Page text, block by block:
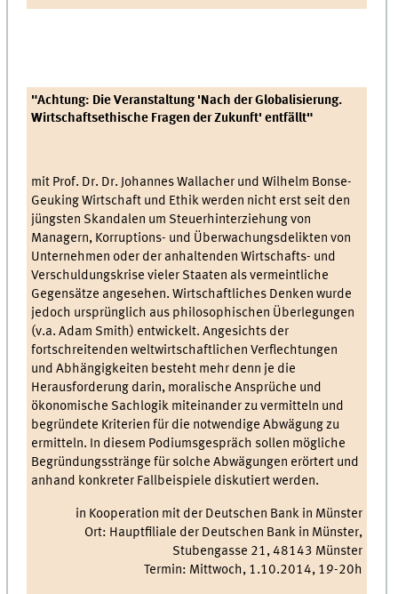
"Achtung: Die Veranstaltung 'Nach der Globalisierung.
Wirtschaftsethische Fragen der Zukunft' entfällt"
mit Prof. Dr. Dr. Johannes Wallacher und Wilhelm Bonse-
Geuking Wirtschaft und Ethik werden nicht erst seit den
jüngsten Skandalen um Steuerhinterziehung von
Managern, Korruptions- und Überwachungsdelikten von
Unternehmen oder der anhaltenden Wirtschafts- und
Verschuldungskrise vieler Staaten als vermeintliche
Gegensätze angesehen. Wirtschaftliches Denken wurde
jedoch ursprünglich aus philosophischen Überlegungen
(v.a. Adam Smith) entwickelt. Angesichts der
fortschreitenden weltwirtschaftlichen Verflechtungen
und Abhängigkeiten besteht mehr denn je die
Herausforderung darin, moralische Ansprüche und
ökonomische Sachlogik miteinander zu vermitteln und
begründete Kriterien für die notwendige Abwägung zu
ermitteln. In diesem Podiumsgespräch sollen mögliche
Begründungsstränge für solche Abwägungen erörtert und
anhand konkreter Fallbeispiele diskutiert werden.
in Kooperation mit der Deutschen Bank in Münster
Ort: Hauptfiliale der Deutschen Bank in Münster,
Stubengasse 21, 48143 Münster
Termin: Mittwoch, 1.10.2014, 19-20h